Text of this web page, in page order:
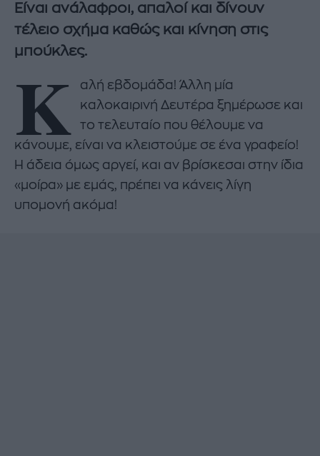
Είναι ανάλαφροι, απαλοί και δίνουν
τέλειο σχήμα καθώς και κίνηση στις
μπούκλες.
Κ
αλή εβδομάδα! Άλλη μία
καλοκαιρινή Δευτέρα ξημέρωσε και
το τελευταίο που θέλουμε να
κάνουμε, είναι να κλειστούμε σε ένα γραφείο!
Η άδεια όμως αργεί, και αν βρίσκεσαι στην ίδια
«μοίρα» με εμάς, πρέπει να κάνεις λίγη
υπομονή ακόμα!